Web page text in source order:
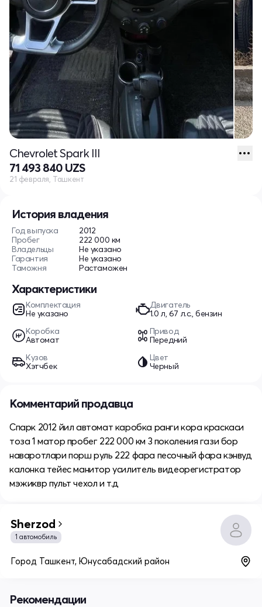
История владения
Год выпуска
2012
Пробег
222 000 км
Владельцы
Не указано
Гарантия
Не указано
Таможня
Растаможен
Характеристики
Комплектация
Не указано
Двигатель
1.0 л, 67 л.с., бензин
Коробка
Автомат
Привод
Передний
Кузов
Хэтчбек
Цвет
Черный
Chevrolet Spark III
71 493 840 UZS
21 февраля, Ташкент
Комментарий продавца
Спарк 2012 йил автомат каробка ранги кора краскаси
тоза 1 матор пробег 222 000 км 3 поколения гази бор
наваротлари порш руль 222 фара песочный фара кэнвуд
калонка тейес манитор усилитель видеорегистратор
мэжиквр пульт чехол и т.д
Sherzod
1 автомобиль
Город Ташкент, Юнусабадский район
Рекомендации